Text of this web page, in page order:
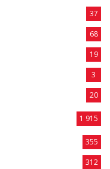
37
68
19
3
20
1 915
355
312